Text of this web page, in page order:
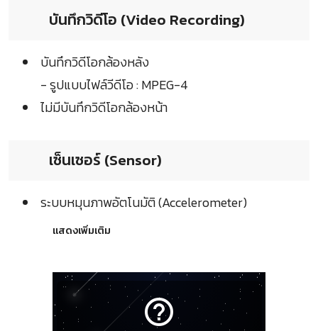
บันทึกวิดีโอ (Video Recording)
บันทึกวิดีโอกล้องหลัง
- รูปแบบไฟล์วีดีโอ : MPEG-4
ไม่มีบันทึกวิดีโอกล้องหน้า
เซ็นเซอร์ (Sensor)
ระบบหมุนภาพอัตโนมัติ (Accelerometer)
แสดงเพิ่มเติม
help_outline